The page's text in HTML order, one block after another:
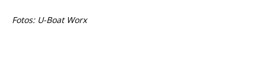
Fotos: U-Boat Worx